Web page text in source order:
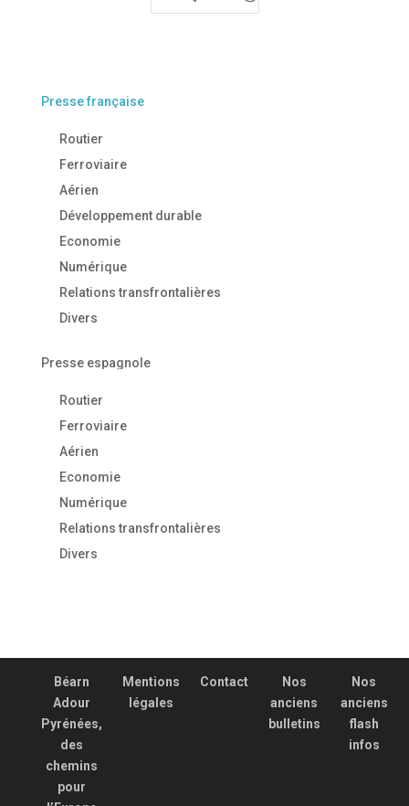
Presse française
Routier
Ferroviaire
Aérien
Développement durable
Economie
Numérique
Relations transfrontalières
Divers
Presse espagnole
Routier
Ferroviaire
Aérien
Economie
Numérique
Relations transfrontalières
Divers
Béarn
Adour
Pyrénées,
des
chemins
pour
Mentions
légales
Contact
Nos
anciens
bulletins
Nos
anciens
flash
infos